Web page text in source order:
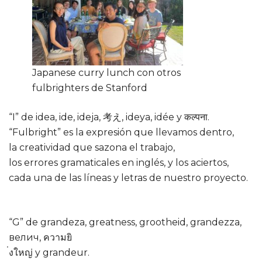
Japanese curry lunch con otros
fulbrighters de Stanford
“I” de idea, ide, ideja, 考え, ideya, idée y कल्पना.
“Fulbright” es la expresión que llevamos dentro,
la creatividad que sazona el trabajo,
los errores gramaticales en inglés, y los aciertos,
cada una de las líneas y letras de nuestro proyecto.
“G” de grandeza, greatness, grootheid, grandezza,
велич, ความยิ
่งใหญ่ y grandeur.